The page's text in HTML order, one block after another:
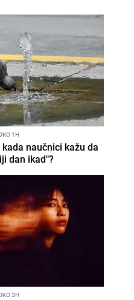
1H
naučnici kažu da
dan ikad"?
3H